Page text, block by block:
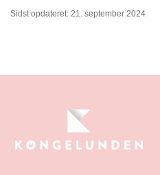
Sidst opdateret: 21. september 2024